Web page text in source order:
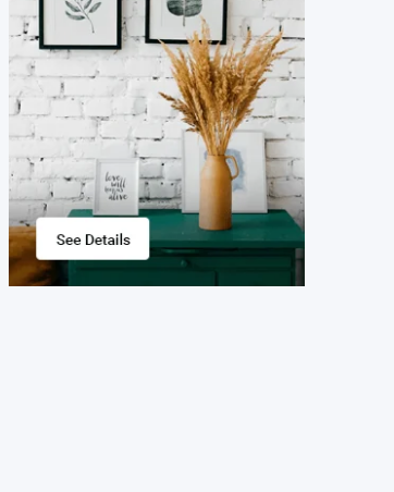
Паспорт Украины,
загранпаспорт, права
New
2 zile în urmă
Municipiul Chișinău,Moldova
6 vizualizări